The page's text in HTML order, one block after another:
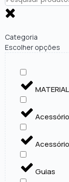
Categoria
Escolher opções
Guias